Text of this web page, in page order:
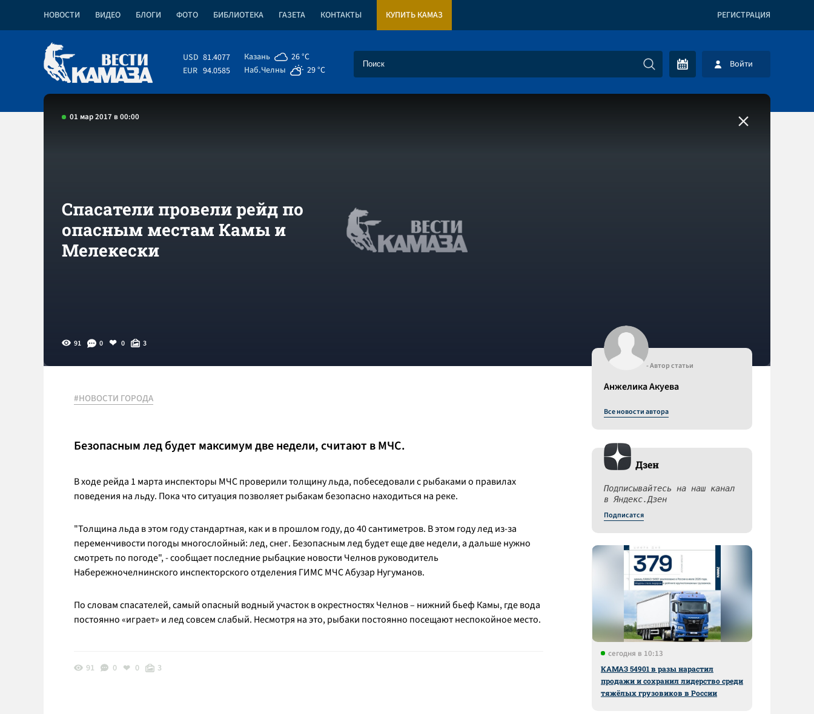
НОВОСТИ ВИДЕО БЛОГИ ФОТО БИБЛИОТЕКА ГАЗЕТА КОНТАКТЫ КУПИТЬ КАМАЗ РЕГИСТРАЦИЯ
USD 81.4077
EUR 94.0585
Казань
26 °C
Наб.Челны
29 °C Войти
01 мар 2017 в 00:00
Спасатели провели рейд по
опасным местам Камы и
Мелекески
91 0 0 3
#НОВОСТИ ГОРОДА
Безопасным лед будет максимум две недели, считают в МЧС.
В ходе рейда 1 марта инспекторы МЧС проверили толщину льда, побеседовали с рыбаками о правилах
поведения на льду. Пока что ситуация позволяет рыбакам безопасно находиться на реке.
"Толщина льда в этом году стандартная, как и в прошлом году, до 40 сантиметров. В этом году лед из-за
переменчивости погоды многослойный: лед, снег. Безопасным лед будет еще две недели, а дальше нужно
смотреть по погоде", - сообщает последние рыбацкие новости Челнов руководитель
Набережночелнинского инспекторского отделения ГИМС МЧС Абузар Нугуманов.
По словам спасателей, самый опасный водный участок в окрестностях Челнов – нижний бьеф Камы, где вода
постоянно «играет» и лед совсем слабый. Несмотря на это, рыбаки постоянно посещают неспокойное место.
91 0 0 3
- Автор статьи
Анжелика Акуева
Все новости автора
Дзен
Подписывайтесь на наш канал
в Яндекс.Дзен
Подписатся
сегодня в 10:13
КАМАЗ 54901 в разы нарастил
продажи и сохранил лидерство среди
тяжёлых грузовиков в России